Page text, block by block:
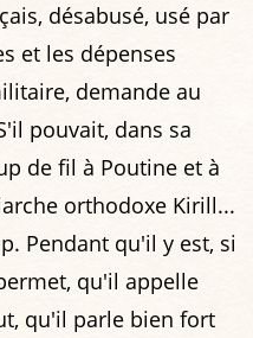
désabusé, usé par
et les dépenses
demande au
pouvait, dans sa
de fil à Poutine et à
orthodoxe Kirill...
Pendant qu'il y est, si
qu'il appelle
qu'il parle bien fort